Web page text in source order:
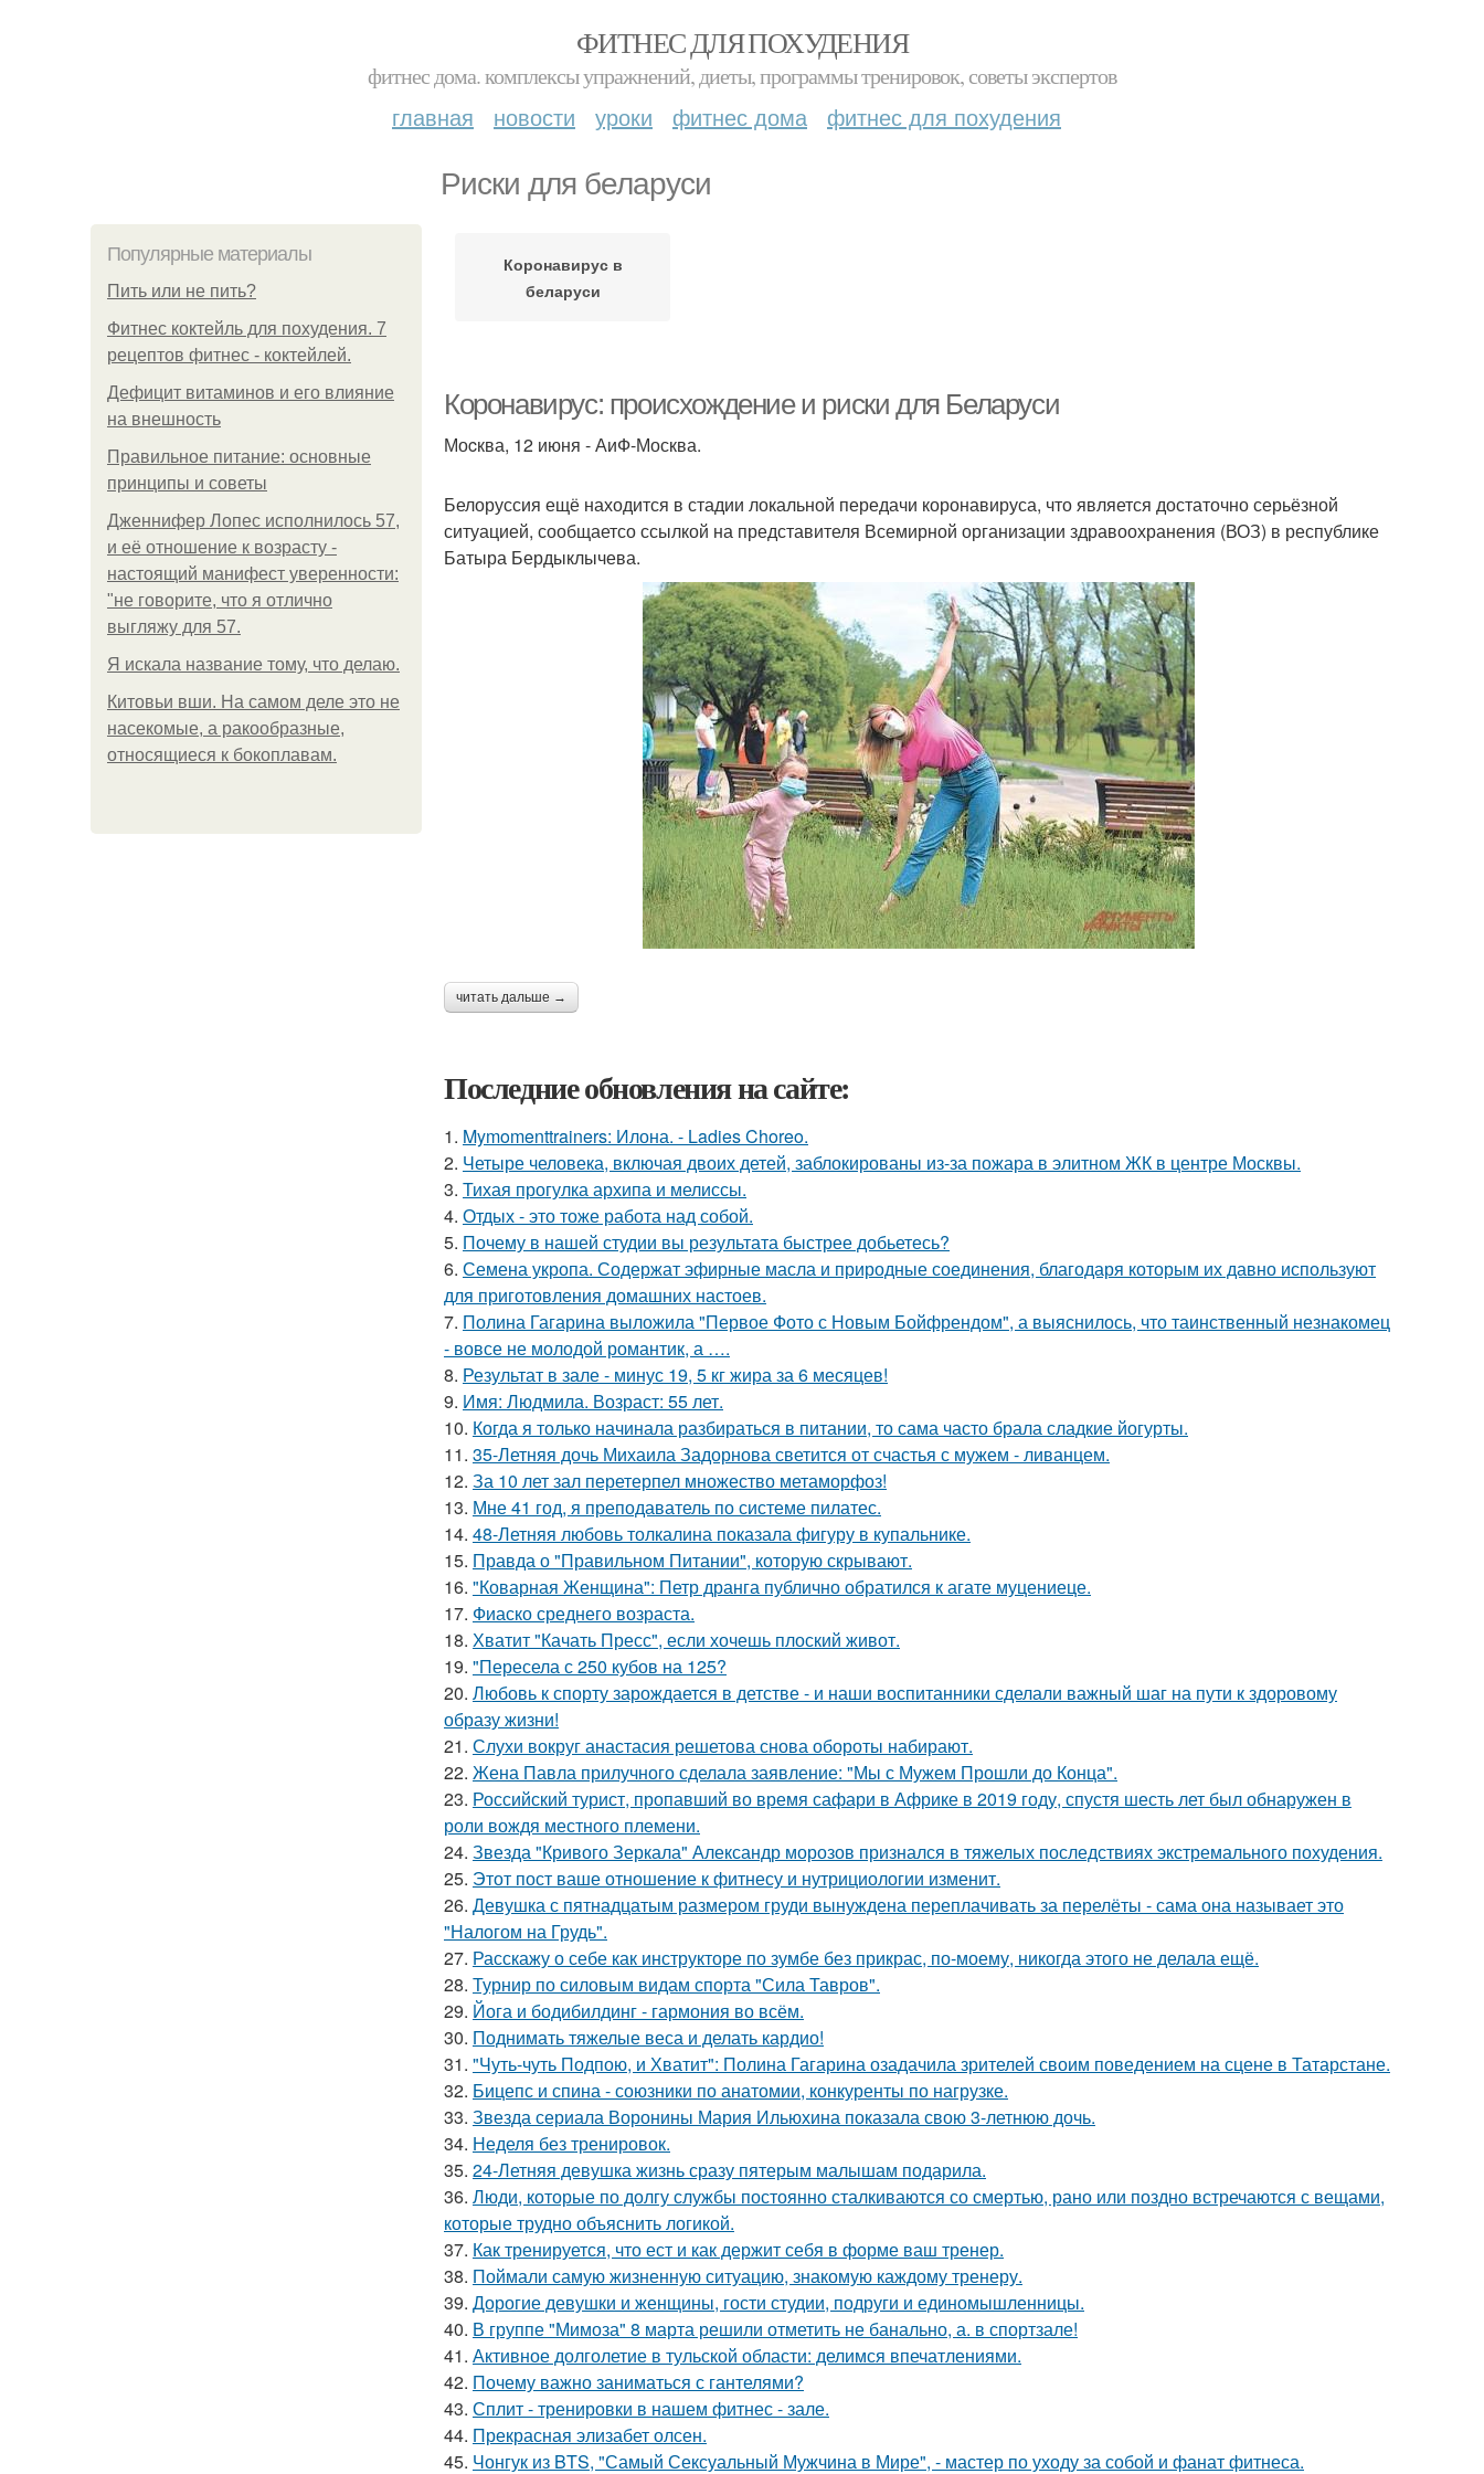
ФИТНЕС ДЛЯ ПОХУДЕНИЯ
фитнес дома. комплексы упражнений, диеты, программы тренировок, советы экспертов
главная новости уроки фитнес дома фитнес для похудения
Риски для беларуси
Популярные материалы
Пить или не пить?
Фитнес коктейль для похудения. 7
рецептов фитнес - коктейлей.
Дефицит витаминов и его влияние
на внешность
Правильное питание: основные
принципы и советы
Дженнифер Лопес исполнилось 57,
и её отношение к возрасту -
настоящий манифест уверенности:
"не говорите, что я отлично
выгляжу для 57.
Я искала название тому, что делаю.
Китовьи вши. На самом деле это не
насекомые, а ракообразные,
относящиеся к бокоплавам.
Коронавирус в
беларуси
Коронавирус: происхождение и риски для Беларуси
Моcква, 12 июня - АиФ-Москва.
Белоруссия ещё находится в стадии локальной передачи коронавируса, что является достаточно серьёзной
ситуацией, сообщаетсо ссылкой на представителя Всемирной организации здравоохранения (ВОЗ) в республике
Батыра Бердыклычева.
читать дальше →
Последние обновления на сайте:
1. Mymomenttrainers: Илона. - Ladies Choreo.
2. Четыре человека, включая двоих детей, заблокированы из-за пожара в элитном ЖК в центре Москвы.
3. Тихая прогулка архипа и мелиссы.
4. Отдых - это тоже работа над собой.
5. Почему в нашей студии вы результата быстрее добьетесь?
6. Семена укропа. Содержат эфирные масла и природные соединения, благодаря которым их давно используют
для приготовления домашних настоев.
7. Полина Гагарина выложила "Первое Фото с Новым Бойфрендом", а выяснилось, что таинственный незнакомец
- вовсе не молодой романтик, а ….
8. Результат в зале - минус 19, 5 кг жира за 6 месяцев!
9. Имя: Людмила. Возраст: 55 лет.
10. Когда я только начинала разбираться в питании, то сама часто брала сладкие йогурты.
11. 35-Летняя дочь Михаила Задорнова светится от счастья с мужем - ливанцем.
12. За 10 лет зал перетерпел множество метаморфоз!
13. Мне 41 год, я преподаватель по системе пилатес.
14. 48-Летняя любовь толкалина показала фигуру в купальнике.
15. Правда о "Правильном Питании", которую скрывают.
16. "Коварная Женщина": Петр дранга публично обратился к агате муцениеце.
17. Фиаско среднего возраста.
18. Хватит "Качать Пресс", если хочешь плоский живот.
19. "Пересела с 250 кубов на 125?
20. Любовь к спорту зарождается в детстве - и наши воспитанники сделали важный шаг на пути к здоровому
образу жизни!
21. Слухи вокруг анастасия решетова снова обороты набирают.
22. Жена Павла прилучного сделала заявление: "Мы с Мужем Прошли до Конца".
23. Российский турист, пропавший во время сафари в Африке в 2019 году, спустя шесть лет был обнаружен в
роли вождя местного племени.
24. Звезда "Кривого Зеркала" Александр морозов признался в тяжелых последствиях экстремального похудения.
25. Этот пост ваше отношение к фитнесу и нутрициологии изменит.
26. Девушка с пятнадцатым размером груди вынуждена переплачивать за перелёты - сама она называет это
"Налогом на Грудь".
27. Расскажу о себе как инструкторе по зумбе без прикрас, по-моему, никогда этого не делала ещё.
28. Турнир по силовым видам спорта "Сила Тавров".
29. Йога и бодибилдинг - гармония во всём.
30. Поднимать тяжелые веса и делать кардио!
31. "Чуть-чуть Подпою, и Хватит": Полина Гагарина озадачила зрителей своим поведением на сцене в Татарстане.
32. Бицепс и спина - союзники по анатомии, конкуренты по нагрузке.
33. Звезда сериала Воронины Мария Ильюхина показала свою 3-летнюю дочь.
34. Неделя без тренировок.
35. 24-Летняя девушка жизнь сразу пятерым малышам подарила.
36. Люди, которые по долгу службы постоянно сталкиваются со смертью, рано или поздно встречаются с вещами,
которые трудно объяснить логикой.
37. Как тренируется, что ест и как держит себя в форме ваш тренер.
38. Поймали самую жизненную ситуацию, знакомую каждому тренеру.
39. Дорогие девушки и женщины, гости студии, подруги и единомышленницы.
40. В группе "Мимоза" 8 марта решили отметить не банально, а. в спортзале!
41. Активное долголетие в тульской области: делимся впечатлениями.
42. Почему важно заниматься с гантелями?
43. Сплит - тренировки в нашем фитнес - зале.
44. Прекрасная элизабет олсен.
45. Чонгук из BTS, "Самый Сексуальный Мужчина в Мире", - мастер по уходу за собой и фанат фитнеса.